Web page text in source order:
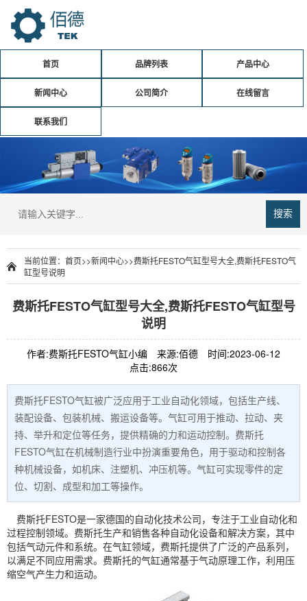
首页 品牌列表 产品中心
新闻中心 公司简介 在线留言
联系我们
搜索
当前位置： 首页>>新闻中心>>费斯托FESTO气缸型号大全,费斯托FESTO气
缸型号说明
费斯托FESTO气缸型号大全,费斯托FESTO气缸型号
说明
作者:费斯托FESTO气缸小编 来源:佰德
时间:2023-06-12
点击:866次
费斯托FESTO气缸被广泛应用于工业自动化领域，包括生产线、
装配设备、包装机械、搬运设备等。气缸可用于推动、拉动、夹
持、举升和定位等任务，提供精确的力和运动控制。费斯托
FESTO气缸在机械制造行业中扮演重要角色，用于驱动和控制各
种机械设备，如机床、注塑机、冲压机等。气缸可实现零件的定
位、切割、成型和加工等操作。
费斯托FESTO是一家德国的自动化技术公司，专注于工业自动化和
过程控制领域。费斯托生产和销售各种自动化设备和解决方案，其中
包括气动元件和系统。在气缸领域，费斯托提供了广泛的产品系列，
以满足不同应用需求。费斯托的气缸通常基于气动原理工作，利用压
缩空气产生力和运动。